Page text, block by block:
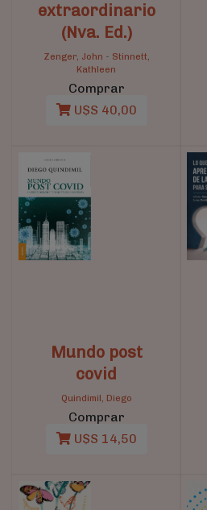
extraordinario
(Nva. Ed.)
Zenger, John - Stinnett,
Kathleen
Comprar
U$S 40,00
Mundo post
covid
Quindimil, Diego
Comprar
U$S 14,50